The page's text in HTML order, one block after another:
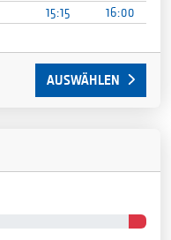
15:15 16:00
AUSWÄHLEN